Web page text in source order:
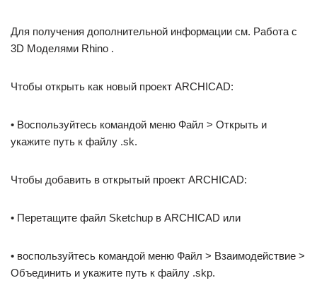
Для получения дополнительной информации см. Работа с
3D Моделями Rhino .
Чтобы открыть как новый проект ARCHICAD:
• Воспользуйтесь командой меню Файл > Открыть и
укажите путь к файлу .sk.
Чтобы добавить в открытый проект ARCHICAD:
• Перетащите файл Sketchup в ARCHICAD или
• воспользуйтесь командой меню Файл > Взаимодействие >
Объединить и укажите путь к файлу .skp.